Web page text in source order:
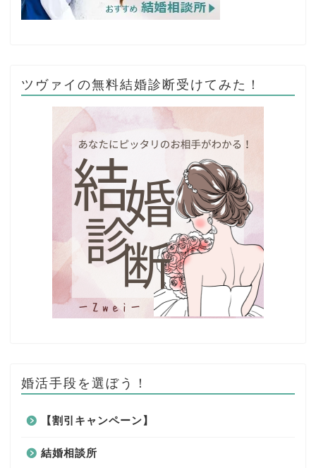
ツヴァイの無料結婚診断受けてみた！
婚活手段を選ぼう！
【割引キャンペーン】
結婚相談所